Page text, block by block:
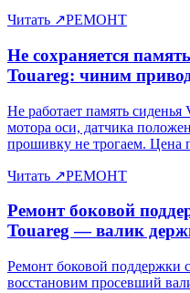
Читать ↗РЕМОНТ
Не сохраняется
Touareg: чиним
Не работает память
мотора оси, датчика
прошивку не трогаем. Цена
Читать ↗РЕМОНТ
Ремонт боковой
Touareg — валик
Ремонт боковой поддержки
восстановим просевший